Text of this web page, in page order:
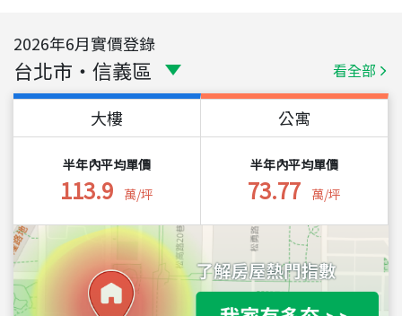
2026年6月實價登錄
台北市 ・ 信義區 看全部
大樓
半年內平均單價
113.9 萬/坪
公寓
半年內平均單價
73.77 萬/坪